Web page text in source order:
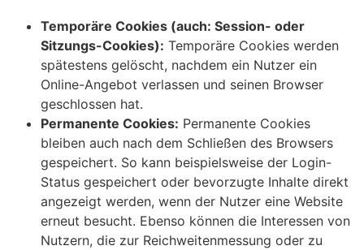
Temporäre Cookies (auch: Session- oder
Sitzungs-Cookies): Temporäre Cookies werden
spätestens gelöscht, nachdem ein Nutzer ein
Online-Angebot verlassen und seinen Browser
geschlossen hat.
Permanente Cookies: Permanente Cookies
bleiben auch nach dem Schließen des Browsers
gespeichert. So kann beispielsweise der Login-
Status gespeichert oder bevorzugte Inhalte direkt
angezeigt werden, wenn der Nutzer eine Website
erneut besucht. Ebenso können die Interessen von
Nutzern, die zur Reichweitenmessung oder zu